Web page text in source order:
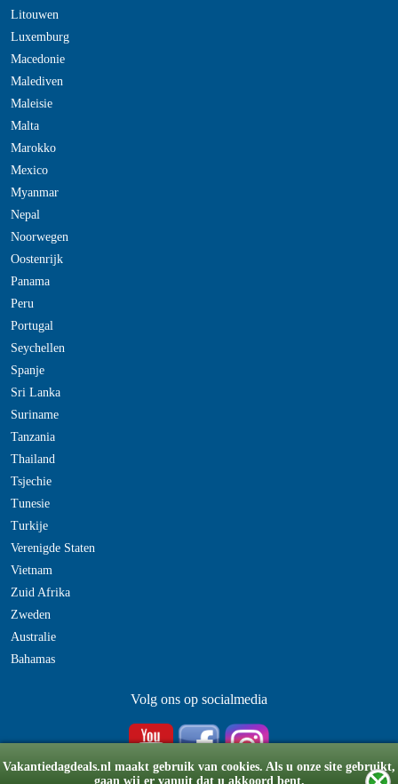
Vakantiedagdeals.nl maakt gebruik van cookies. Als u onze site gebruikt,
gaan wij er vanuit dat u akkoord bent.
Litouwen
Luxemburg
Macedonie
Malediven
Maleisie
Malta
Marokko
Mexico
Myanmar
Nepal
Noorwegen
Oostenrijk
Panama
Peru
Portugal
Seychellen
Spanje
Sri Lanka
Suriname
Tanzania
Thailand
Tsjechie
Tunesie
Turkije
Verenigde Staten
Vietnam
Zuid Afrika
Zweden
Australie
Bahamas
Volg ons op socialmedia